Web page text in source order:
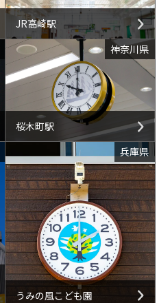
JR高崎駅
神奈川県
桜木町駅
兵庫県
うみの風こども園